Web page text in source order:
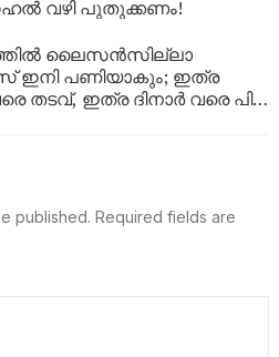
വഴി പുതുക്കണം!
ലൈസൻസില്ലാ
ഇനി പണിയാകും; ഇത്ര
തടവ്, ഇത്ര ദിനാർ വരെ പിഴ,
published. Required fields are